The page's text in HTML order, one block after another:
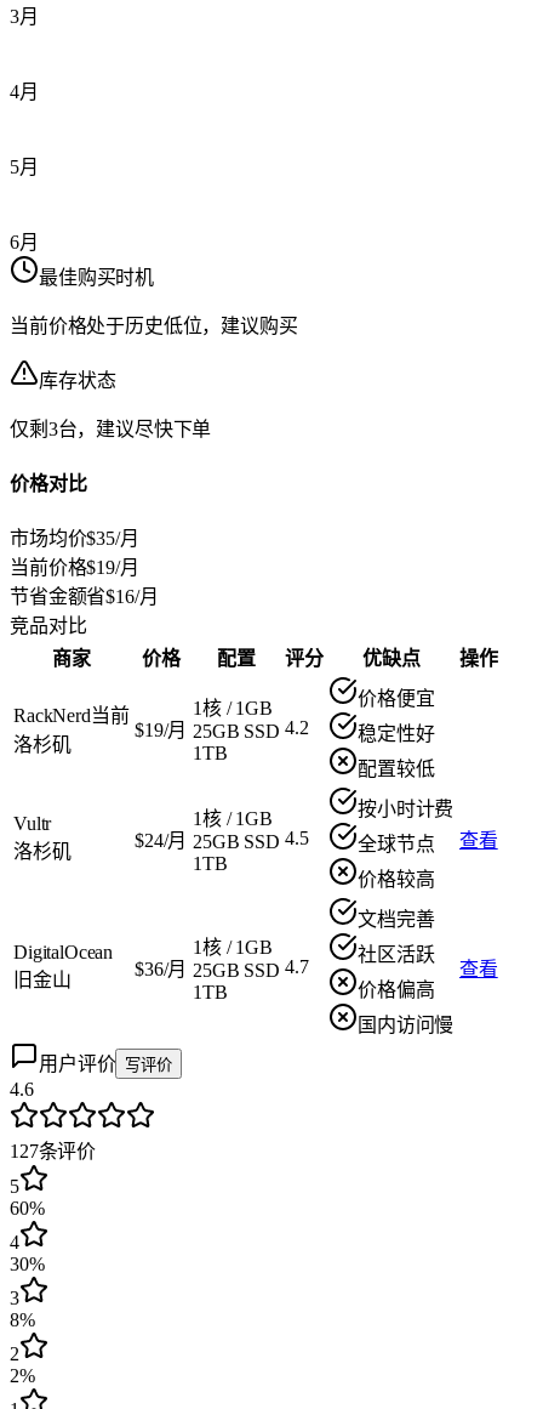
3月
4月
5月
6月
最佳购买时机
当前价格处于历史低位，建议购买
库存状态
仅剩3台，建议尽快下单
价格对比
市场均价$35/月
当前价格$19/月
节省金额省$16/月
竞品对比
商家
价格 配置 评分 优缺点 操作
RackNerd当前
洛杉矶
$19/月
1核/1GB
25GB SSD
1TB
4.2
价格便宜
稳定性好
配置较低
Vultr
洛杉矶
$24/月
1核/1GB
25GB SSD
1TB
4.5
按小时计费
全球节点
价格较高
查看
DigitalOcean
旧金山
$36/月
1核/1GB
25GB SSD
1TB
4.7
文档完善
社区活跃
价格偏高
国内访问慢
查看
用户评价 写评价
4.6
127条评价
5
60%
4
30%
3
8%
2
2%